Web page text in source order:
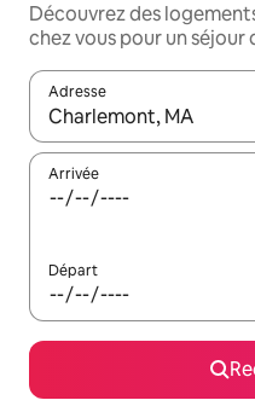
Découvrez des
chez vous pour un séjour
Adresse
Lorsque les résultats
Arrivée
Départ